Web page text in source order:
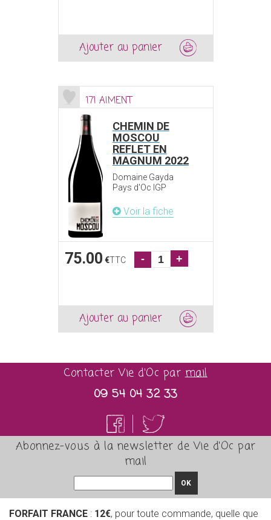
Ajouter au panier
171 AIMENT
CHEMIN DE
MOSCOU
REFLET EN
MAGNUM 2022
Domaine Gayda
Pays d'Oc IGP
Voir la fiche
75.00 €TTC - +
Ajouter au panier
Contacter Vie d'Oc parmail
09 54 04 32 33
Abonnez-vous à la newsletter de Vie d'Oc par
mail
OK
FORFAIT FRANCE : 12€, pour toute commande, quelle que